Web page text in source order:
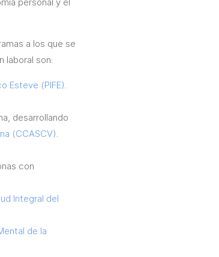
a los que se
laboral son:
Esteve (PIFE).
desarrollando
(CCASCV).
con
Integral del
de la